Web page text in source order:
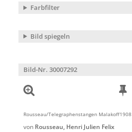
Farbfilter
Bild spiegeln
Bild-Nr. 30007292
Rousseau/Telegraphenstangen Malakoff1908
von Rousseau, Henri Julien Felix